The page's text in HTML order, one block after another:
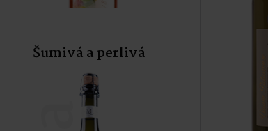
Šumivá a perlivá